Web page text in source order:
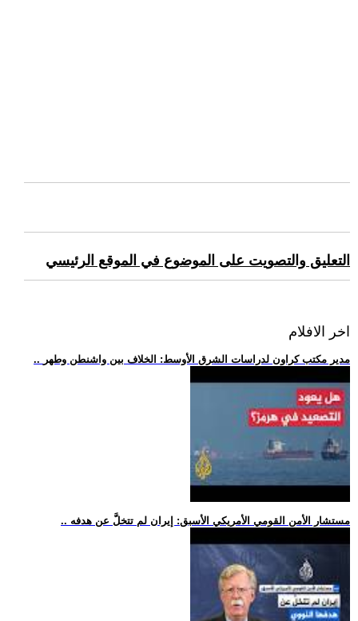
التعليق والتصويت على الموضوع في الموقع الرئيسي
اخر الافلام
.. مدير مكتب كراون لدراسات الشرق الأوسط: الخلاف بين واشنطن وطهر
.. مستشار الأمن القومي الأمريكي الأسبق: إيران لم تتخلَّ عن هدفه